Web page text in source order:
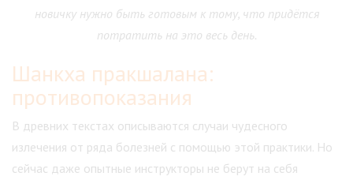
новичку нужно быть готовым к тому, что придётся
потратить на это весь день.
Шанкха пракшалана:
противопоказания
В древних текстах описываются случаи чудесного
излечения от ряда болезней с помощью этой практики. Но
сейчас даже опытные инструкторы не берут на себя